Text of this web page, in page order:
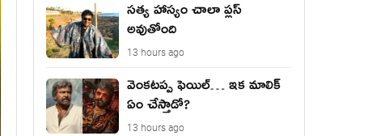
సత్య హాస్యం చాలా ప్లస్
అవుతోంది
13 hours ago
వెంక‌ట‌ప్ప ఫెయిల్… ఇక మాలిక్
ఏం చేస్తాడో?
13 hours ago